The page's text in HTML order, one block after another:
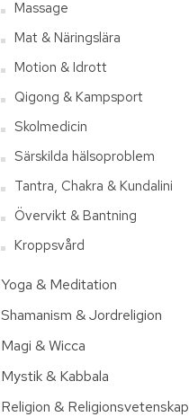
Massage
Mat & Näringslära
Motion & Idrott
Qigong & Kampsport
Skolmedicin
Särskilda hälsoproblem
Tantra, Chakra & Kundalini
Övervikt & Bantning
Kroppsvård
Yoga & Meditation
Shamanism & Jordreligion
Magi & Wicca
Mystik & Kabbala
Religion & Religionsvetenskap